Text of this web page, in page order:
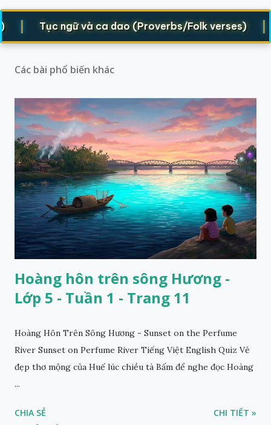
Tục ngữ và ca dao (Proverbs/Folk verses) |
Các bài phổ biến khác
Hoàng hôn trên sông Hương -
Lớp 5 - Tuần 1 - Trang 11
Hoàng Hôn Trên Sông Hương - Sunset on the Perfume
River Sunset on Perfume River Tiếng Việt English Quiz Vẻ
đẹp thơ mộng của Huế lúc chiều tà Bấm để nghe đọc Hoàng
...
CHIA SẺ
CHI TIẾT »